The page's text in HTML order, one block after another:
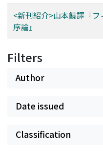
<新刊紹介>山本饒譯『
序論』
Filters
Author
Date issued
Classification